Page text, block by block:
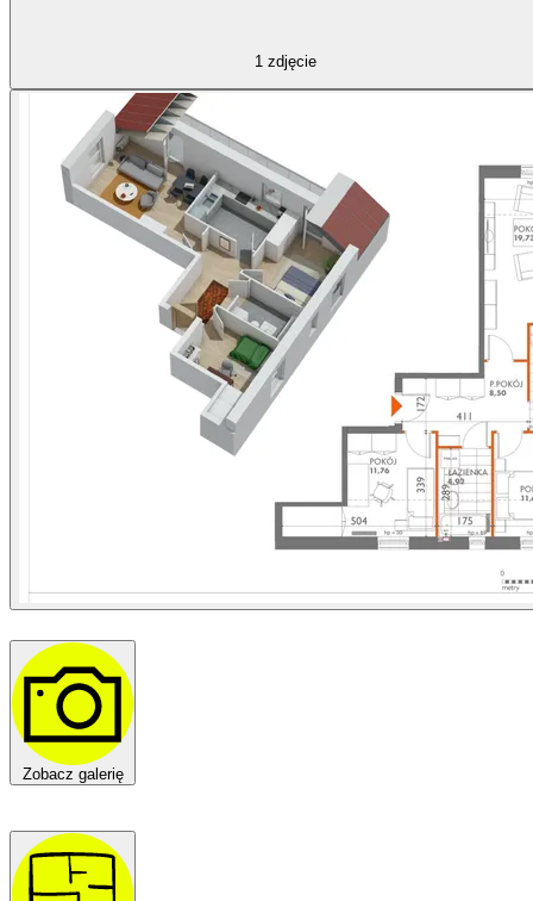
1 zdjęcie
Zobacz galerię